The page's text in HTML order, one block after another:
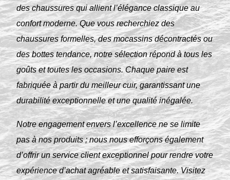
des chaussures qui allient l’élégance classique au
confort moderne. Que vous recherchiez des
chaussures formelles, des mocassins décontractés ou
des bottes tendance, notre sélection répond à tous les
goûts et toutes les occasions. Chaque paire est
fabriquée à partir du meilleur cuir, garantissant une
durabilité exceptionnelle et une qualité inégalée.
Notre engagement envers l’excellence ne se limite
pas à nos produits ; nous nous efforçons également
d’offrir un service client exceptionnel pour rendre votre
expérience d’achat agréable et satisfaisante. Visitez